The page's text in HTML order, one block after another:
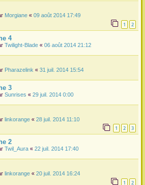
Morgiane « 09 août 2014 17:49
1 2
4
Twilight-Blade « 06 août 2014 21:12
Pharazelink « 31 juil. 2014 15:54
3
Sunrises « 29 juil. 2014 0:00
linkorange « 28 juil. 2014 11:10
1 2 3
2
Twil_Aura « 22 juil. 2014 17:40
linkorange « 20 juil. 2014 16:24
1 2